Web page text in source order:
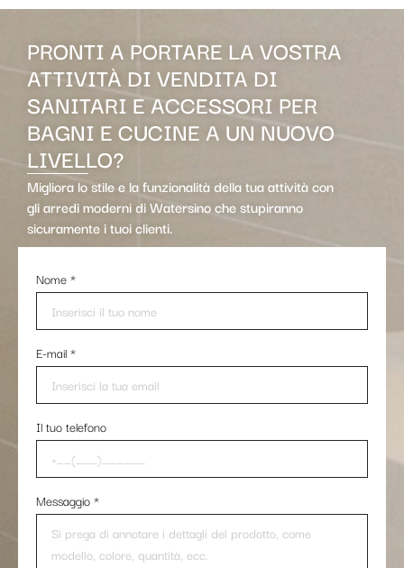
PRONTI A PORTARE LA VOSTRA
ATTIVITÀ DI VENDITA DI
SANITARI E ACCESSORI PER
BAGNI E CUCINE A UN NUOVO
LIVELLO?
Migliora lo stile e la funzionalità della tua attività con
gli arredi moderni di Watersino che stupiranno
sicuramente i tuoi clienti.
Nome*
E-mail*
Il tuo telefono
Messaggio*